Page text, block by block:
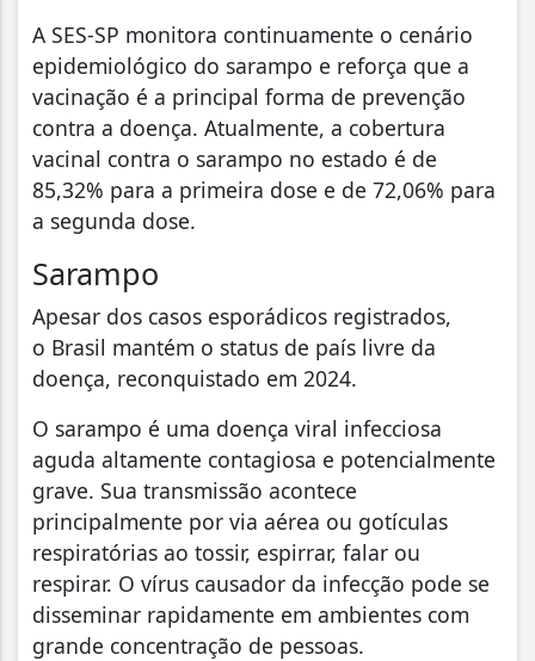
A SES-SP monitora continuamente o cenário
epidemiológico do sarampo e reforça que a
vacinação é a principal forma de prevenção
contra a doença. Atualmente, a cobertura
vacinal contra o sarampo no estado é de
85,32% para a primeira dose e de 72,06% para
a segunda dose.
Sarampo
Apesar dos casos esporádicos registrados,
o Brasil mantém o status de país livre da
doença, reconquistado em 2024.
O sarampo é uma doença viral infecciosa
aguda altamente contagiosa e potencialmente
grave. Sua transmissão acontece
principalmente por via aérea ou gotículas
respiratórias ao tossir, espirrar, falar ou
respirar. O vírus causador da infecção pode se
disseminar rapidamente em ambientes com
grande concentração de pessoas.